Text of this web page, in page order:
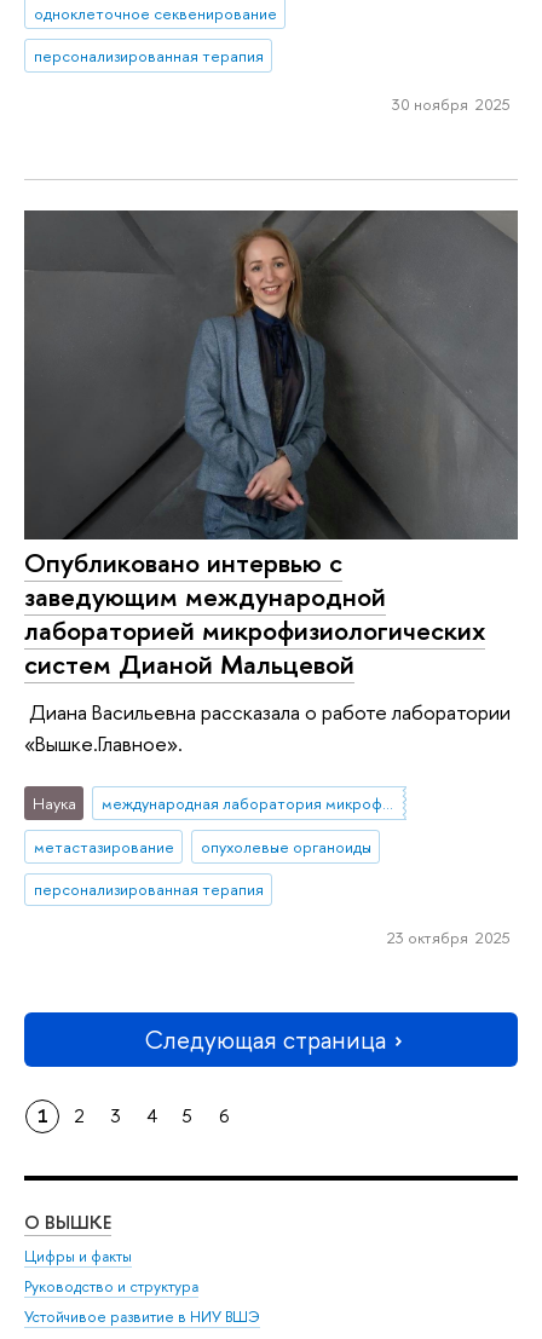
одноклеточное секвенирование
персонализированная терапия
30 ноября 2025
Опубликовано интервью с
заведующим международной
лабораторией микрофизиологических
систем Дианой Мальцевой
Диана Васильевна рассказала о работе лаборатории
«Вышке.Главное».
Наука
международная лаборатория микрофизиологических систем
метастазирование
опухолевые органоиды
персонализированная терапия
23 октября 2025
Следующая страница
1 2 3 4 5 6
О ВЫШКЕ
Цифры и факты
Руководство и структура
Устойчивое развитие в НИУ ВШЭ